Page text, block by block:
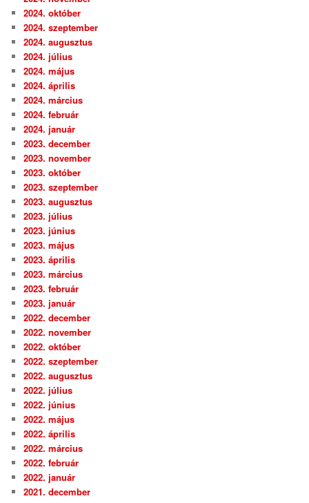
2024. október
2024. szeptember
2024. augusztus
2024. július
2024. május
2024. április
2024. március
2024. február
2024. január
2023. december
2023. november
2023. október
2023. szeptember
2023. augusztus
2023. július
2023. június
2023. május
2023. április
2023. március
2023. február
2023. január
2022. december
2022. november
2022. október
2022. szeptember
2022. augusztus
2022. július
2022. június
2022. május
2022. április
2022. március
2022. február
2022. január
2021. december